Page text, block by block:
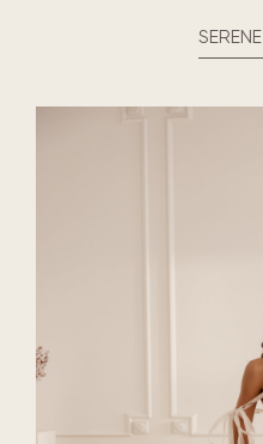
SERENE